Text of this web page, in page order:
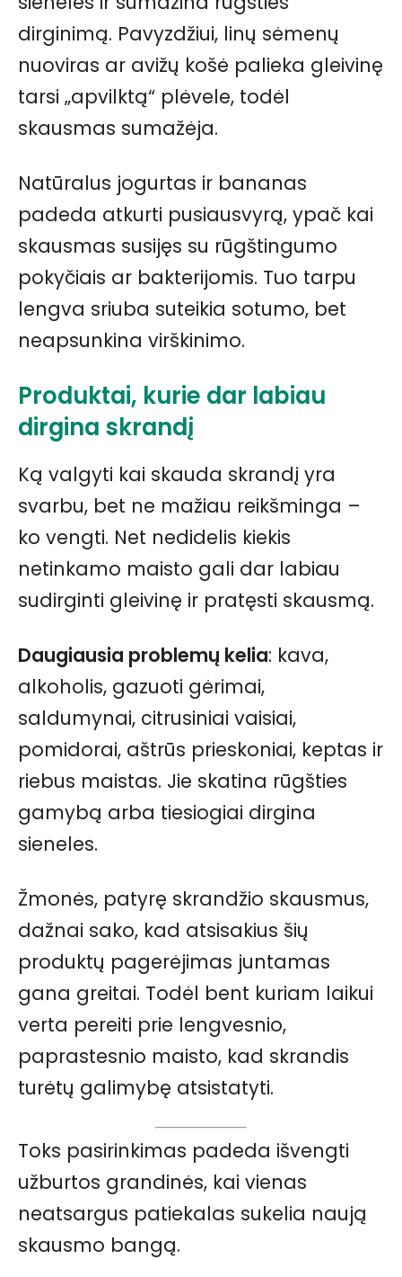
dirginimą. Pavyzdžiui, linų sėmenų
nuoviras ar avižų košė palieka gleivinę
tarsi „apvilktą“ plėvele, todėl
skausmas sumažėja.
Natūralus jogurtas ir bananas
padeda atkurti pusiausvyrą, ypač kai
skausmas susijęs su rūgštingumo
pokyčiais ar bakterijomis. Tuo tarpu
lengva sriuba suteikia sotumo, bet
neapsunkina virškinimo.
Produktai, kurie dar labiau
dirgina skrandį
Ką valgyti kai skauda skrandį yra
svarbu, bet ne mažiau reikšminga –
ko vengti. Net nedidelis kiekis
netinkamo maisto gali dar labiau
sudirginti gleivinę ir pratęsti skausmą.
Daugiausia problemų kelia: kava,
alkoholis, gazuoti gėrimai,
saldumynai, citrusiniai vaisiai,
pomidorai, aštrūs prieskoniai, keptas ir
riebus maistas. Jie skatina rūgšties
gamybą arba tiesiogiai dirgina
sieneles.
Žmonės, patyrę skrandžio skausmus,
dažnai sako, kad atsisakius šių
produktų pagerėjimas juntamas
gana greitai. Todėl bent kuriam laikui
verta pereiti prie lengvesnio,
paprastesnio maisto, kad skrandis
turėtų galimybę atsistatyti.
Toks pasirinkimas padeda išvengti
užburtos grandinės, kai vienas
neatsargus patiekalas sukelia naują
skausmo bangą.